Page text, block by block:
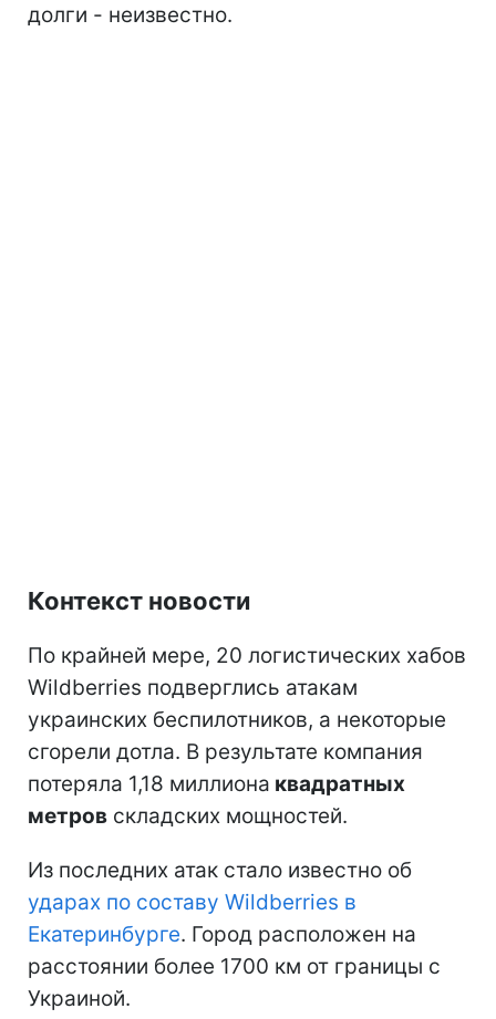
долги - неизвестно.
Контекст новости
По крайней мере, 20 логистических хабов
Wildberries подверглись атакам
украинских беспилотников, а некоторые
сгорели дотла. В результате компания
потеряла 1,18 миллиона квадратных
метров складских мощностей.
Из последних атак стало известно об
ударах по составу Wildberries в
Екатеринбурге. Город расположен на
расстоянии более 1700 км от границы с
Украиной.